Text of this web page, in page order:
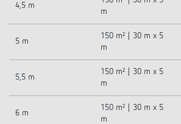
4,5 m
m
5 m
150 m² | 30 m x 5
m
5,5 m
150 m² | 30 m x 5
m
6 m
150 m² | 30 m x 5
m